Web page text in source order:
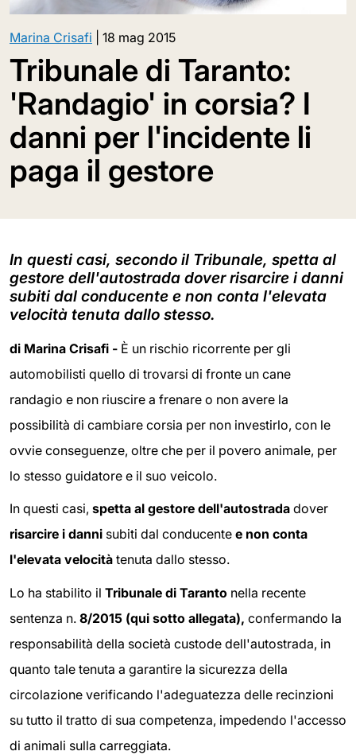
Marina Crisafi 18 mag 2015
Tribunale di Taranto:
'Randagio' in corsia? I
danni per l'incidente li
paga il gestore
In questi casi, secondo il Tribunale, spetta al
gestore dell'autostrada dover risarcire i danni
subiti dal conducente e non conta l'elevata
velocità tenuta dallo stesso.
di Marina Crisafi - È un rischio ricorrente per gli
automobilisti quello di trovarsi di fronte un cane
randagio e non riuscire a frenare o non avere la
possibilità di cambiare corsia per non investirlo, con le
ovvie conseguenze, oltre che per il povero animale, per
lo stesso guidatore e il suo veicolo.
In questi casi, spetta al gestore dell'autostrada dover
risarcire i danni subiti dal conducente e non conta
l'elevata velocità tenuta dallo stesso.
Lo ha stabilito il Tribunale di Taranto nella recente
sentenza n. 8/2015 (qui sotto allegata), confermando la
responsabilità della società custode dell'autostrada, in
quanto tale tenuta a garantire la sicurezza della
circolazione verificando l'adeguatezza delle recinzioni
su tutto il tratto di sua competenza, impedendo l'accesso
di animali sulla carreggiata.